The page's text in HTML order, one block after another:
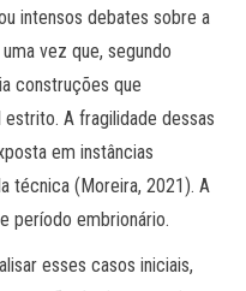
intensos debates sobre a
vez que, segundo
construções que
A fragilidade dessas
em instâncias
técnica (Moreira, 2021). A
período embrionário.
esses casos iniciais,